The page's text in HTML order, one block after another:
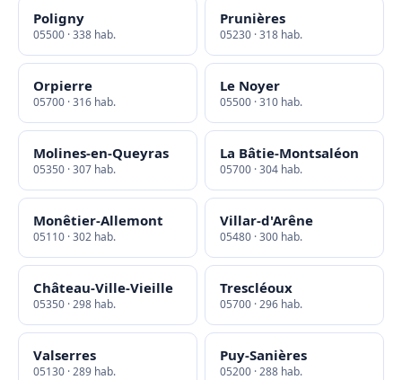
Poligny
05500 · 338 hab.
Prunières
05230 · 318 hab.
Orpierre
05700 · 316 hab.
Le Noyer
05500 · 310 hab.
Molines-en-Queyras
05350 · 307 hab.
La Bâtie-Montsaléon
05700 · 304 hab.
Monêtier-Allemont
05110 · 302 hab.
Villar-d'Arêne
05480 · 300 hab.
Château-Ville-Vieille
05350 · 298 hab.
Trescléoux
05700 · 296 hab.
Valserres
05130 · 289 hab.
Puy-Sanières
05200 · 288 hab.